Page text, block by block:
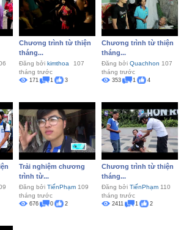
Chương trình từ thiện
tháng...
Đăng bởi kimthoa
107
tháng trước
171 1 3
Chương trình từ thiện
tháng...
Đăng bởi Quachhon 107
tháng trước
353 1 4
Trải nghiệm chương
trình từ...
Đăng bởi TiếnPhạm 109
tháng trước
676 0 2
Chương trình từ thiện
tháng...
Đăng bởi TiếnPhạm 110
tháng trước
2411 1 2